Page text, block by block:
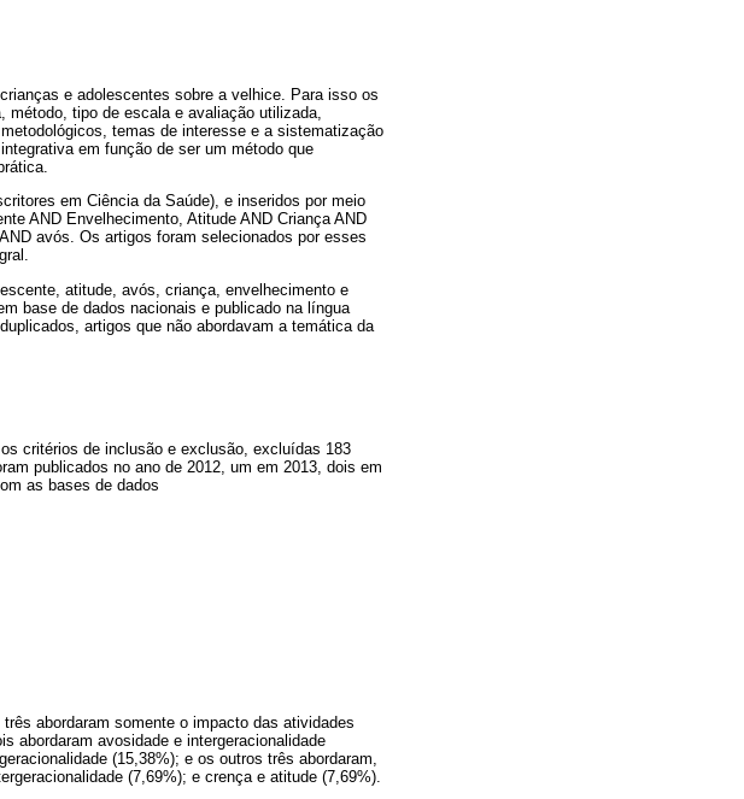
e adolescentes sobre a velhice. Para isso os
método, tipo de escala e avaliação utilizada,
temas de interesse e a sistematização
em função de ser um método que
em Ciência da Saúde), e inseridos por meio
AND Envelhecimento, Atitude AND Criança AND
avós. Os artigos foram selecionados por esses
atitude, avós, criança, envelhecimento e
base de dados nacionais e publicado na língua
artigos que não abordavam a temática da
critérios de inclusão e exclusão, excluídas 183
publicados no ano de 2012, um em 2013, dois em
as bases de dados
abordaram somente o impacto das atividades
abordaram avosidade e intergeracionalidade
(15,38%); e os outros três abordaram,
(7,69%); e crença e atitude (7,69%).